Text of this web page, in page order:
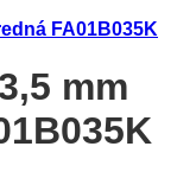
mm